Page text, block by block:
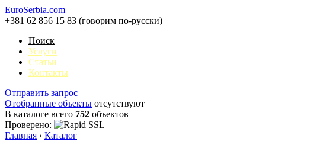
EuroSerbia.com
+381 62 856 15 83 (говорим по-русски)
Поиск
Услуги
Статьи
Контакты
Отправить запрос
Отобранные объекты отсутствуют
В каталоге всего 752 объектов
Проверено:
Главная › Каталог